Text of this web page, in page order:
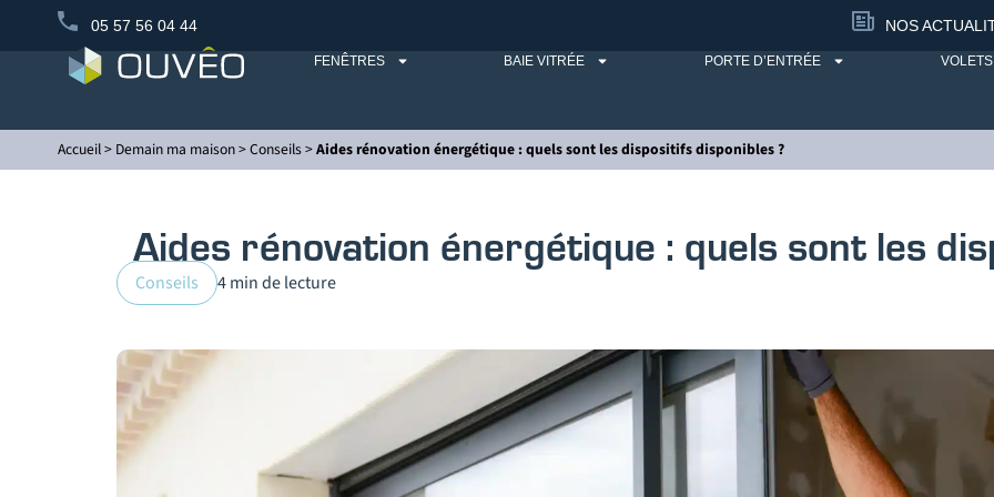
05 57 56 04 44 NOS
FENÊTRES BAIE VITRÉE PORTE D’ENTRÉE VOLETS
Accueil> Demain ma maison>Conseils>Aides rénovation énergétique : quels sont les dispositifs disponibles ?
Aides rénovation énergétique : quels sont les
Conseils 4 min de lecture